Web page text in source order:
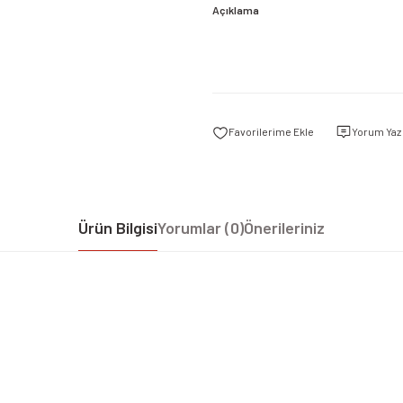
Açıklama
Yorum Yaz
Ürün BilgisiYorumlar (0)Önerileriniz